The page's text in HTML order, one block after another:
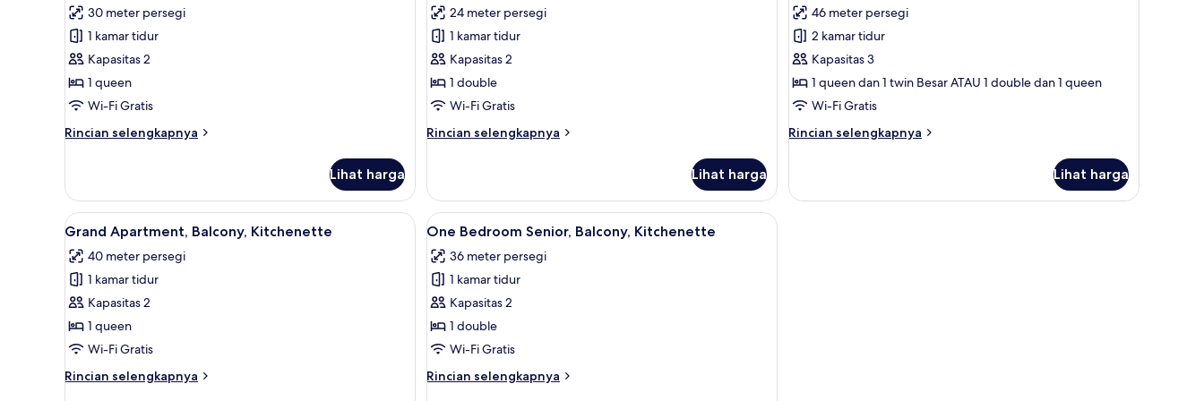
foto
untuk
Studio
Senior,
Kitchenette
30 meter persegi
1 kamar tidur
Kapasitas 2
1 queen
Wi-Fi Gratis
Rincian selengkapnya
Rincian
Studio
Senior,
Kitchenette
Lihat harga
foto
untuk
One
Bedroom
Junior,
24 meter persegi
1 kamar tidur
Kapasitas 2
1 double
Wi-Fi Gratis
Rincian selengkapnya
Rincian
One
Bedroom
Junior,
Lihat harga
foto
untuk
Two
Bedroom
Senior,
46 meter persegi
2 kamar tidur
Kapasitas 3
1 queen dan 1 twin Besar ATAU 1 double dan 1 queen
Wi-Fi Gratis
Rincian selengkapnya
Rincian
Two
Lihat harga
Lihat
semua
foto
untuk
Grand
Apartment,
Balcony,
Grand Apartment, Balcony, Kitchenette | Area keluarga | TV layar datar
9
Grand Apartment, Balcony, Kitchenette
40 meter persegi
1 kamar tidur
Kapasitas 2
1 queen
Wi-Fi Gratis
Rincian selengkapnya
Rincian
Lihat
semua
foto
untuk
One
Bedroom
Senior,
Kitchenette
Meja kerja, ruang kerja ramah laptop, dan setrika/meja setrika
5
One Bedroom Senior, Balcony, Kitchenette
36 meter persegi
1 kamar tidur
Kapasitas 2
1 double
Wi-Fi Gratis
Rincian selengkapnya
Rincian